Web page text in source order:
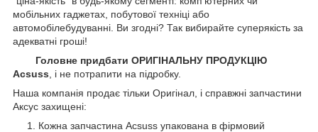
мобільних гаджетах, побутової техніці або
автомобілебудуванні. Ви згодні? Так вибирайте суперякість за
адекватні гроші!
Головне придбати ОРИГІНАЛЬНУ ПРОДУКЦІЮ
Acsuss , і не потрапити на підробку.
Наша компанія продає тільки Оригінал, і справжні запчастини
Аксус захищені:
Кожна запчастина Acsuss упакована в фірмовий